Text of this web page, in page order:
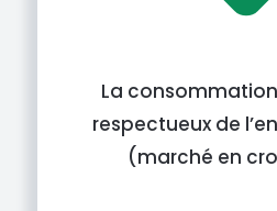
La
respectueux de
(marché en